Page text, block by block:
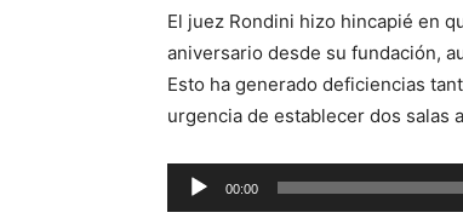
El juez Rondini hizo hincapié en
aniversario desde su fundación,
Esto ha generado deficiencias
urgencia de establecer dos salas
Reproductor
de
00:00